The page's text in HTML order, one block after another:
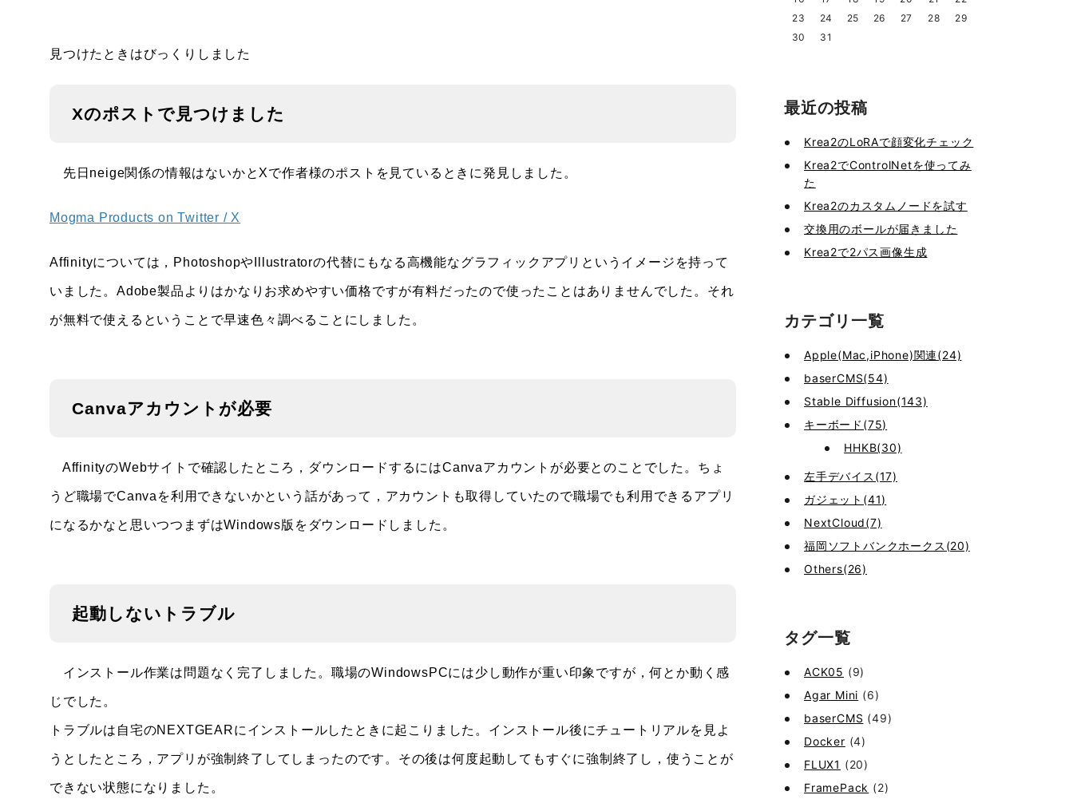
見つけたときはびっくりしました
Xのポストで見つけました
先日neige関係の情報はないかとXで作者様のポストを見ているときに発見しました。
Mogma Products on Twitter / X
Affinityについては，PhotoshopやIllustratorの代替にもなる高機能なグラフィックアプリというイメージを持って
いました。Adobe製品よりはかなりお求めやすい価格ですが有料だったので使ったことはありませんでした。それ
が無料で使えるということで早速色々調べることにしました。
Canvaアカウントが必要
AffinityのWebサイトで確認したところ，ダウンロードするにはCanvaアカウントが必要とのことでした。ちょ
うど職場でCanvaを利用できないかという話があって，アカウントも取得していたので職場でも利用できるアプリ
になるかなと思いつつまずはWindows版をダウンロードしました。
起動しないトラブル
インストール作業は問題なく完了しました。職場のWindowsPCには少し動作が重い印象ですが，何とか動く感
じでした。
トラブルは自宅のNEXTGEARにインストールしたときに起こりました。インストール後にチュートリアルを見よ
うとしたところ，アプリが強制終了してしまったのです。その後は何度起動してもすぐに強制終了し，使うことが
できない状態になりました。
23
24 25 26 27 28
29
30
31
最近の投稿
Krea2のLoRAで顔変化チェック
Krea2でControlNetを使ってみ
た
Krea2のカスタムノードを試す
交換用のボールが届きました
Krea2で2パス画像生成
カテゴリ一覧
Apple(Mac,iPhone)関連(24)
baserCMS(54)
Stable Diffusion(143)
キーボード(75)
HHKB(30)
左手デバイス(17)
ガジェット(41)
NextCloud(7)
福岡ソフトバンクホークス(20)
Others(26)
タグ一覧
ACK05 (9)
Agar Mini (6)
baserCMS (49)
Docker (4)
FLUX1 (20)
FramePack (2)